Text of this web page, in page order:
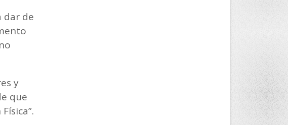
dar de
y
que